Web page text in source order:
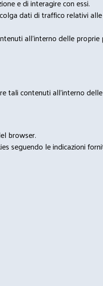
e di interagire con essi.
dati di traffico relativi
all'interno delle proprie
tali contenuti all'interno
browser.
seguendo le indicazioni